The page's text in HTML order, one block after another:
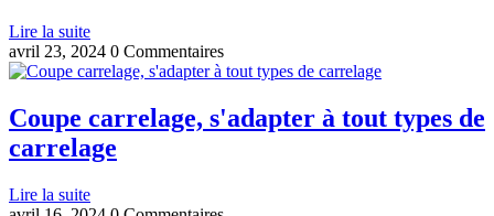
Lire la suite
avril 23, 2024 0 Commentaires
Coupe carrelage, s'adapter à tout types de
carrelage
Lire la suite